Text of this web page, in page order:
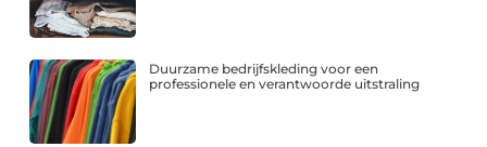
Duurzame bedrijfskleding voor een
professionele en verantwoorde uitstraling